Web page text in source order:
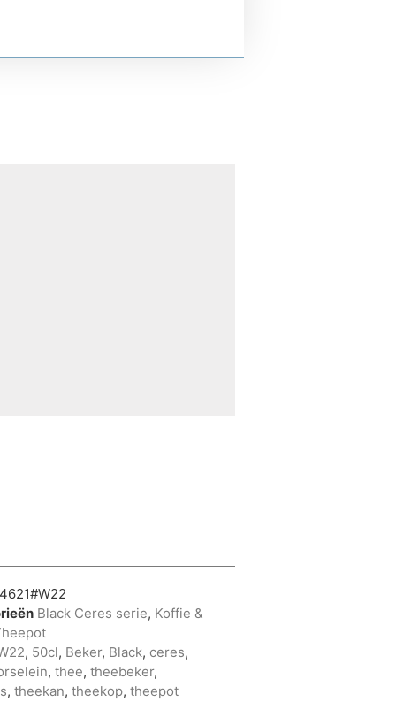
Black Ceres serie, Koffie &
, 50cl, Beker, Black, ceres,
, thee, theebeker,
, theekan, theekop, theepot